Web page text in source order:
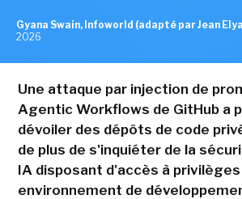
Gyana Swain, Infoworld (adapté par Jean
2026
Une attaque par injection de
Agentic Workflows de GitHub a
dévoiler des dépôts de code
de plus de s'inquiéter de la
IA disposant d'accès à privilèges
environnement de